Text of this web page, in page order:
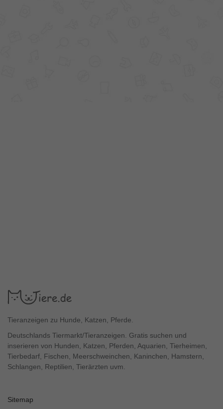
Tieranzeigen zu Hunde, Katzen, Pferde.
Deutschlands Tiermarkt/Tieranzeigen. Gratis suchen und
inserieren von Hunden, Katzen, Pferden, Aquarien, Tierheimen,
Tierbedarf, Fischen, Meerschweinchen, Kaninchen, Hamstern,
Schlangen, Reptilien, Tierärzten uvm.
Sitemap